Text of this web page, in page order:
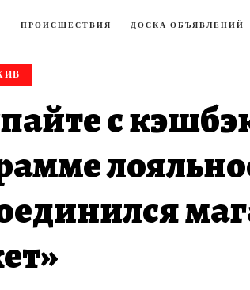
ПРОИСШЕСТВИЯ ДОСКА ОБЪЯВЛЕНИЙ
с